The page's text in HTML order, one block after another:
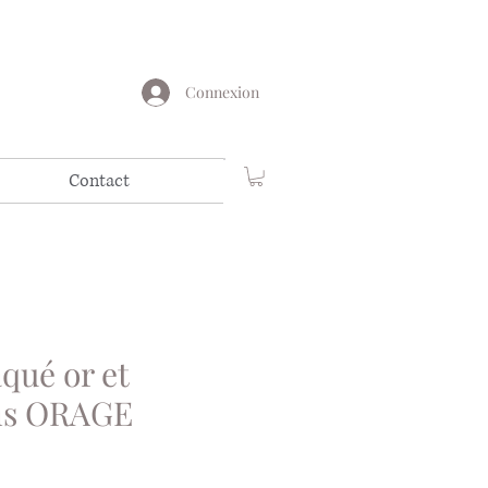
Connexion
Contact
or et
ORAGE